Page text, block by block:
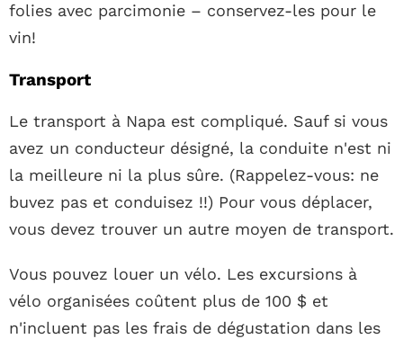
folies avec parcimonie – conservez-les pour le
vin!
Transport
Le transport à Napa est compliqué. Sauf si vous
avez un conducteur désigné, la conduite n'est ni
la meilleure ni la plus sûre. (Rappelez-vous: ne
buvez pas et conduisez !!) Pour vous déplacer,
vous devez trouver un autre moyen de transport.
Vous pouvez louer un vélo. Les excursions à
vélo organisées coûtent plus de 100 $ et
n'incluent pas les frais de dégustation dans les